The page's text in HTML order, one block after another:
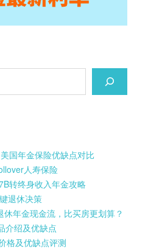
美国年金保险优缺点对比
人寿保险
转终身收入年金攻略
退休决策
年金现金流，比买房更划算？
介绍及优缺点
格及优缺点评测